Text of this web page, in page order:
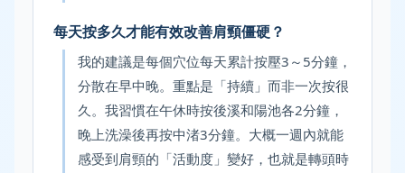
每天按多久才能有效改善肩頸僵硬？
我的建議是每個穴位每天累計按壓3～5分鐘，
分散在早中晚。重點是「持續」而非一次按很
久。我習慣在午休時按後溪和陽池各2分鐘，
晚上洗澡後再按中渚3分鐘。大概一週內就能
感受到肩頸的「活動度」變好，也就是轉頭時